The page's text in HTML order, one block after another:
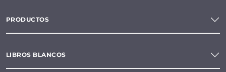
PRODUCTOS
LIBROS BLANCOS